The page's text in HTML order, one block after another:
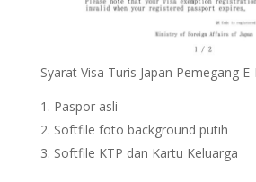
Syarat Visa Turis Japan Pemegang
Paspor asli
Softfile foto background putih
Softfile KTP dan Kartu Keluarga